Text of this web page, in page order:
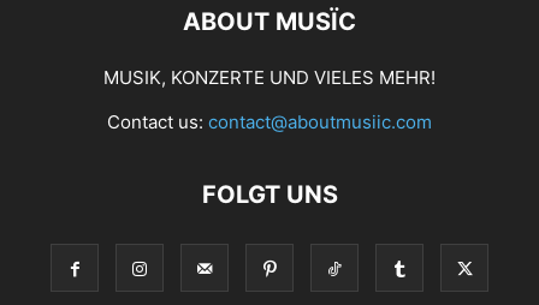
ABOUT MUSÏC
MUSIK, KONZERTE UND VIELES MEHR!
Contact us: contact@aboutmusiic.com
FOLGT UNS